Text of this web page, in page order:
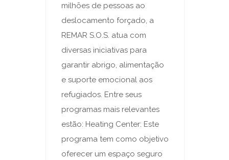
milhões de pessoas ao
deslocamento forçado, a
REMAR S.O.S. atua com
diversas iniciativas para
garantir abrigo, alimentação
e suporte emocional aos
refugiados. Entre seus
programas mais relevantes
estão: Heating Center: Este
programa tem como objetivo
oferecer um espaço seguro